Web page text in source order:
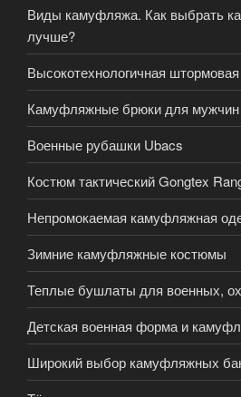
Виды камуфляжа. Как выбрать
лучше?
Высокотехнологичная
Камуфляжные брюки для мужчин
Военные рубашки Ubacs
Костюм тактический Gongtex
Непромокаемая камуфляжная
Зимние камуфляжные костюмы
Теплые бушлаты для военных,
Детская военная форма и
Широкий выбор камуфляжных